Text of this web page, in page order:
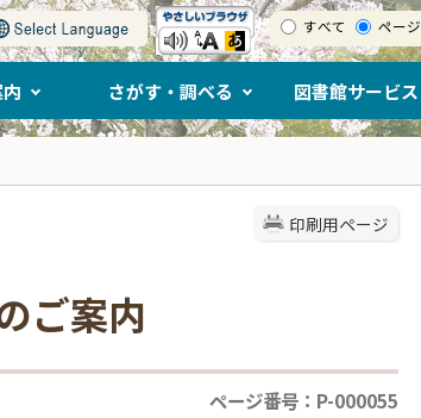
すべて ページ
さがす・調べる 図書館サービス
印刷用ページ
ご案内
ページ番号：P-000055